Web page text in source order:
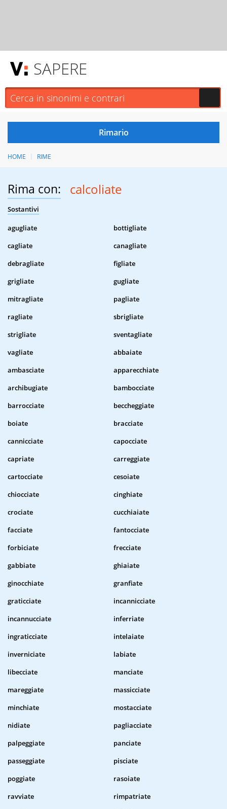
SAPERE
HOME RIME
Rima con: calcoliate
Sostantivi
agugliate
bottigliate
cagliate
canagliate
debragliate
figliate
grigliate
gugliate
mitragliate
pagliate
ragliate
sbrigliate
strigliate
sventagliate
vagliate
abbaiate
ambasciate
apparecchiate
archibugiate
bambocciate
barrocciate
beccheggiate
boiate
bracciate
cannicciate
capocciate
capriate
carreggiate
cartocciate
cesoiate
chiocciate
cinghiate
crociate
cucchiaiate
facciate
fantocciate
forbiciate
frecciate
gabbiate
ghiaiate
ginocchiate
granfiate
graticciate
incannicciate
incannucciate
inferriate
ingraticciate
intelaiate
inverniciate
labiate
libecciate
manciate
mareggiate
massicciate
minchiate
mostacciate
nidiate
pagliacciate
palpeggiate
panciate
passeggiate
pisciate
poggiate
rasoiate
ravviate
rimpatriate